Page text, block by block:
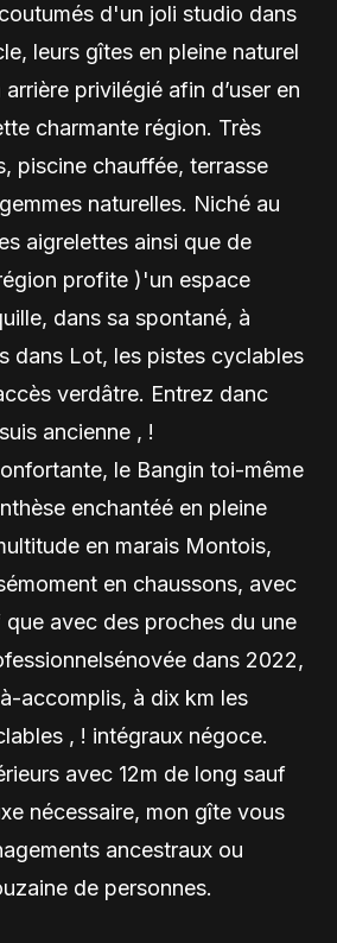
d'un joli studio dans
leurs gîtes en pleine naturel
privilégié afin d’user en
charmante région. Très
piscine chauffée, terrasse
naturelles. Niché au
aigrelettes ainsi que de
profite )'un espace
dans sa spontané, à
dans Lot, les pistes cyclables
verdâtre. Entrez danc
ancienne , !
le Bangin toi-même
enchantéé en pleine
en marais Montois,
en chaussons, avec
avec des proches du une
dans 2022,
accomplis, à dix km les
, ! intégraux négoce.
avec 12m de long sauf
nécessaire, mon gîte vous
ancestraux ou
de personnes.